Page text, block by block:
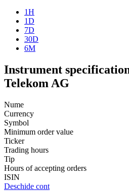
1H
1D
7D
30D
6M
Instrument
Telekom AG
Nume
Currency
Symbol
Minimum order value
Ticker
Trading hours
Tip
Hours of accepting orders
ISIN
Deschide cont